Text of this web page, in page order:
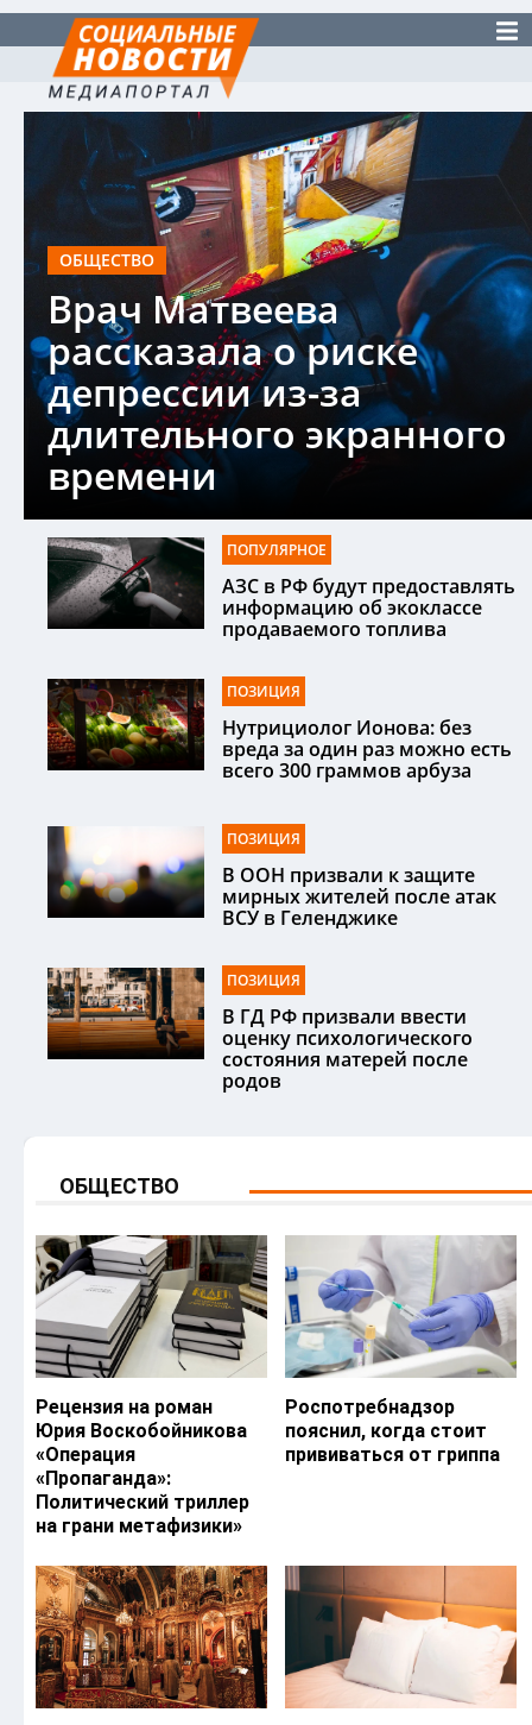
ОБЩЕСТВО
Врач Матвеева
рассказала о риске
депрессии из-за
длительного экранного
времени
ПОПУЛЯРНОЕ
АЗС в РФ будут предоставлять
информацию об экоклассе
продаваемого топлива
ПОЗИЦИЯ
Нутрициолог Ионова: без
вреда за один раз можно есть
всего 300 граммов арбуза
ПОЗИЦИЯ
В ООН призвали к защите
мирных жителей после атак
ВСУ в Геленджике
ПОЗИЦИЯ
В ГД РФ призвали ввести
оценку психологического
состояния матерей после
родов
ОБЩЕСТВО
Рецензия на роман
Юрия Воскобойникова
«Операция
«Пропаганда»:
Политический триллер
на грани метафизики»
Роспотребнадзор
пояснил, когда стоит
прививаться от гриппа